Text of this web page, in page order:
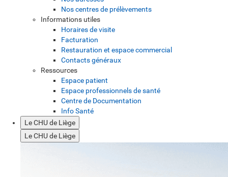
Nos centres de prélèvements
Informations utiles
Horaires de visite
Facturation
Restauration et espace commercial
Contacts généraux
Ressources
Espace patient
Espace professionnels de santé
Centre de Documentation
Info Santé
Le CHU de Liège
Le CHU de Liège